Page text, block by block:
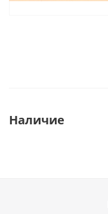
Наличие